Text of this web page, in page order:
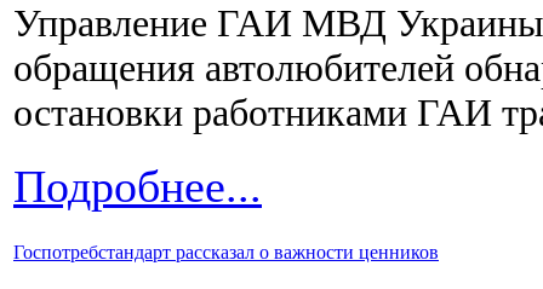
Управление ГАИ МВД Украины
обращения автолюбителей
остановки работниками ГАИ
Подробнее...
Госпотребстандарт рассказал о важности ценников